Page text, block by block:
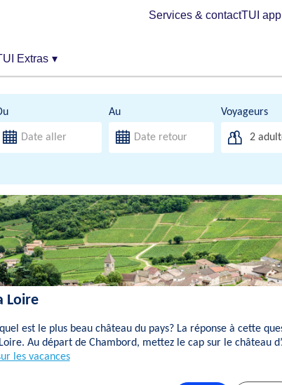
Extras ▾
Services & contactTUI app
Au Voyageurs
2
Loire
est le plus beau château du pays? La réponse à cette
Au départ de Chambord, mettez le cap sur le château
les vacances